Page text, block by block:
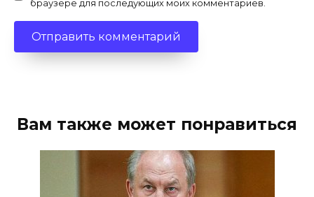
браузере для последующих моих комментариев.
Вам также может понравиться